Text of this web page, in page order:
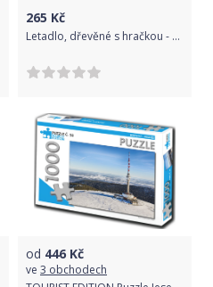
265 Kč
Letadlo, dřevěné s hračkou - Top Bright
od 446 Kč
ve 3 obchodech